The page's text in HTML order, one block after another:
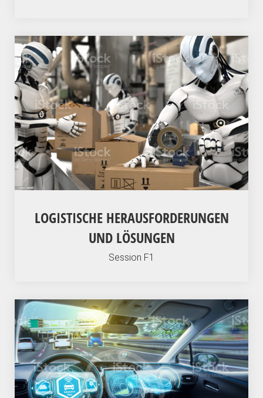
LOGISTISCHE HERAUSFORDERUNGEN
UND LÖSUNGEN
Session F1